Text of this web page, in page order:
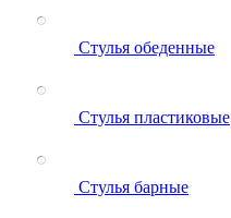
Стулья обеденные
Стулья пластиковые
Стулья барные